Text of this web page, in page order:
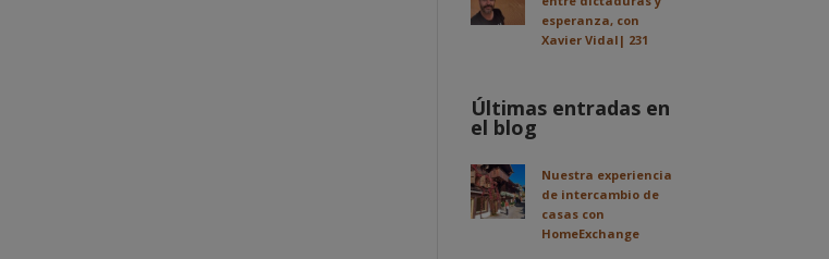
esperanza, con
Xavier Vidal| 231
Últimas entradas en
el blog
Nuestra experiencia
de intercambio de
casas con
HomeExchange